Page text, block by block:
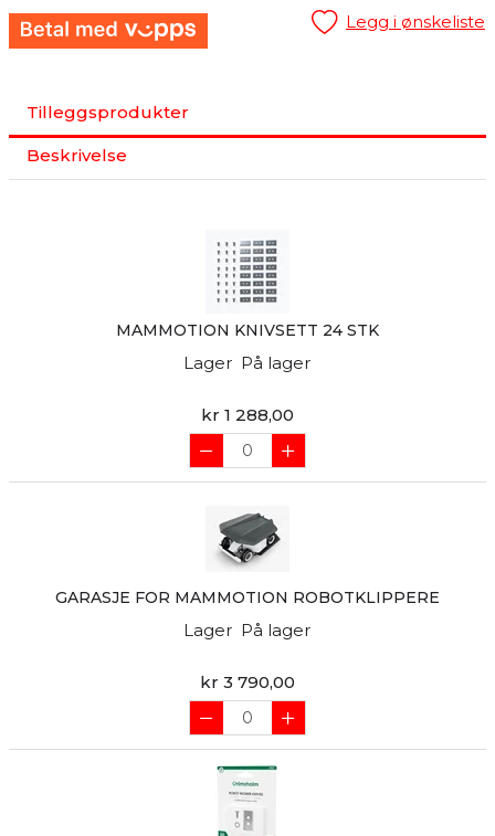
Legg i ønskeliste
Tilleggsprodukter
Beskrivelse
MAMMOTION KNIVSETT 24 STK
Lager På lager
kr 1 288,00
GARASJE FOR MAMMOTION ROBOTKLIPPERE
Lager På lager
kr 3 790,00